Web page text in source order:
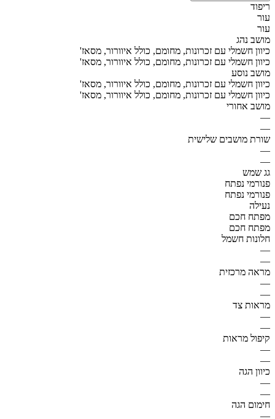
ריפוד
עור
עור
מושב נהג
כיוון חשמלי עם זכרונות, מחומם, כולל איוורור, מסאז'
כיוון חשמלי עם זכרונות, מחומם, כולל איוורור, מסאז'
מושב נוסע
כיוון חשמלי עם זכרונות, מחומם, כולל איוורור, מסאז'
כיוון חשמלי עם זכרונות, מחומם, כולל איוורור, מסאז'
מושב אחורי
—
—
שורת מושבים שלישית
—
—
גג שמש
פנורמי נפתח
פנורמי נפתח
נעילה
מפתח חכם
מפתח חכם
חלונות חשמל
—
—
מראה מרכזית
—
—
מראות צד
—
—
קיפול מראות
—
—
כיוון הגה
—
—
חימום הגה
—